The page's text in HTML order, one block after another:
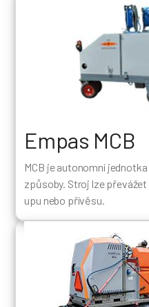
Empas MCB
MCB je autonomní
způsoby. Stroj lze
upu nebo přívěsu.